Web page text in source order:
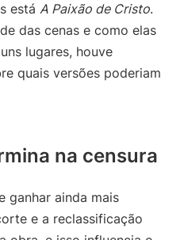
está A Paixão de Cristo.
das cenas e como elas
lugares, houve
quais versões poderiam
na censura
ganhar ainda mais
e a reclassificação